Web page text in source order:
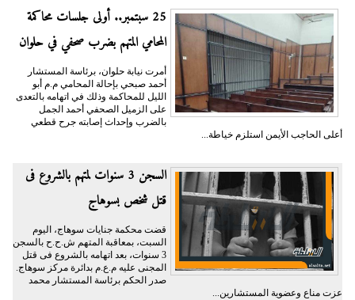
25 سبتمبر.. أولى جلسات محاكمة
المحامي المتهم بضرب صحفي في حلوان
أمرت نيابة حلوان، برئاسة المستشار
أحمد صبحي بإحالة المحامي م.م أبو
الليل للمحاكمة وذلك في اتهامه بالتعدى
على الزميل الصحفي أحمد الجمل
بالضرب وإحداث إصابته جرح قطعي
أعلى الحاجب الأيمن استلزم خياطة...
السجن 3 سنوات لمتهم بالشروع فى
قتل شخص بسوهاج
قضت محكمة جنايات سوهاج، اليوم
السبت، بمعاقبة المتهم ش.ح.ح بالسجن
3 سنوات، بعد اتهامه بالشروع فى قتل
المجنى عليه م.ع.م بدائرة مركز سوهاج.
صدر الحكم برئاسة المستشار محمد
عزت مناع وعضوية المستشارين...